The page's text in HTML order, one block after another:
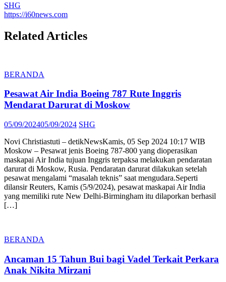
SHG
https://i60news.com
Related Articles
BERANDA
Pesawat Air India Boeing 787 Rute Inggris
Mendarat Darurat di Moskow
Posted
05/09/202405/09/2024 Author
SHG
Novi Christiastuti – detikNewsKamis, 05 Sep 2024 10:17 WIB
Moskow – Pesawat jenis Boeing 787-800 yang dioperasikan
maskapai Air India tujuan Inggris terpaksa melakukan pendaratan
darurat di Moskow, Rusia. Pendaratan darurat dilakukan setelah
pesawat mengalami “masalah teknis” saat mengudara.Seperti
dilansir Reuters, Kamis (5/9/2024), pesawat maskapai Air India
yang memiliki rute New Delhi-Birmingham itu dilaporkan berhasil
[…]
BERANDA
Ancaman 15 Tahun Bui bagi Vadel Terkait Perkara
Anak Nikita Mirzani